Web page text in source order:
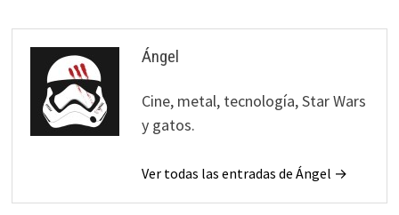
Ángel
Cine, metal, tecnología, Star Wars
y gatos.
Ver todas las entradas de Ángel →